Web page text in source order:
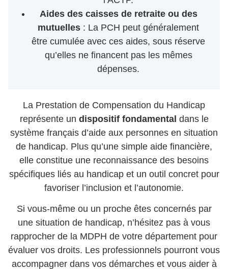
Aides des caisses de retraite ou des
mutuelles : La PCH peut généralement
être cumulée avec ces aides, sous réserve
qu’elles ne financent pas les mêmes
dépenses.
La Prestation de Compensation du Handicap
représente un dispositif fondamental dans le
système français d’aide aux personnes en situation
de handicap. Plus qu’une simple aide financière,
elle constitue une reconnaissance des besoins
spécifiques liés au handicap et un outil concret pour
favoriser l’inclusion et l’autonomie.
Si vous-même ou un proche êtes concernés par
une situation de handicap, n’hésitez pas à vous
rapprocher de la MDPH de votre département pour
évaluer vos droits. Les professionnels pourront vous
accompagner dans vos démarches et vous aider à